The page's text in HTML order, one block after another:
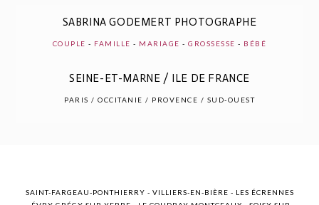
POST COMMENT
SABRINA GODEMERT PHOTOGRAPHE
COUPLE - FAMILLE - MARIAGE -GROSSESSE - BÉBÉ
SEINE-ET-MARNE / ILE DE FRANCE
PARIS / OCCITANIE / PROVENCE / SUD-OUEST
SAINT-FARGEAU-PONTHIERRY - VILLIERS-EN-BIÈRE - LES ÉCRENNES